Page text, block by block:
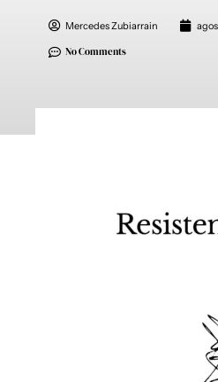
Mercedes Zubiarrain
No Comments